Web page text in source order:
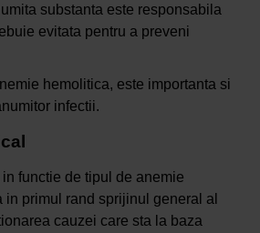
substanta este responsabila
evitata pentru a preveni
hemolitica, este importanta si
infectii.
functie de tipul de anemie
in primul rand sprijinul general al
cauzei care sta la baza